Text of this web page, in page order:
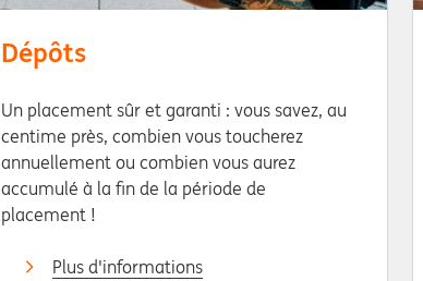
Dépôts
Un placement sûr et garanti : vous savez, au
centime près, combien vous toucherez
annuellement ou combien vous aurez
accumulé à la fin de la période de
placement !
Plus d'informations